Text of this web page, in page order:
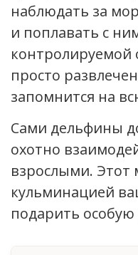
наблюдать за
и поплавать с
контролируемой
просто
запомнится на
Сами дельфины
охотно
взрослыми. Этот
кульминацией
подарить особую